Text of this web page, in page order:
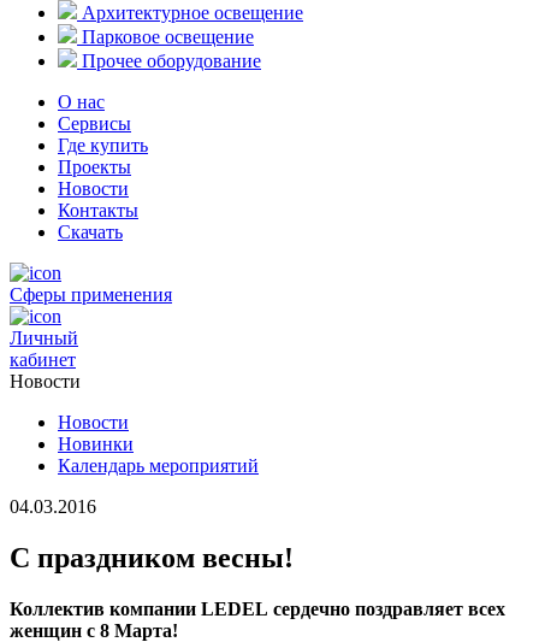
Архитектурное освещение
Парковое освещение
Прочее оборудование
О нас
Сервисы
Где купить
Проекты
Новости
Контакты
Скачать
Сферы применения
Личный
кабинет
Новости
Новости
Новинки
Календарь мероприятий
04.03.2016
С праздником весны!
Коллектив компании LEDEL сердечно поздравляет всех
женщин с 8 Марта!